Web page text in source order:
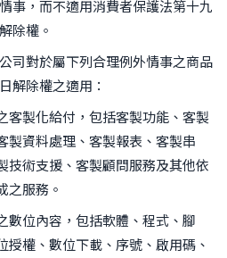
事，而不適用消費者保護法第十九
除權。
司對於屬下列合理例外情事之商品
解除權之適用：
客製化給付，包括客製功能、客製
製資料處理、客製報表、客製串
技術支援、客製顧問服務及其他依
之服務。
數位內容，包括軟體、程式、腳
授權、數位下載、序號、啟用碼、